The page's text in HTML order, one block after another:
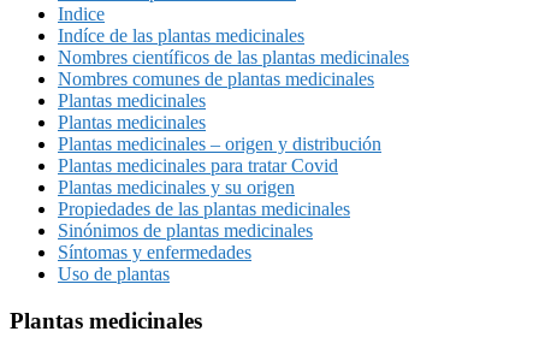
Indice
Indíce de las plantas medicinales
Nombres científicos de las plantas medicinales
Nombres comunes de plantas medicinales
Plantas medicinales
Plantas medicinales
Plantas medicinales – origen y distribución
Plantas medicinales para tratar Covid
Plantas medicinales y su origen
Propiedades de las plantas medicinales
Sinónimos de plantas medicinales
Síntomas y enfermedades
Uso de plantas
Plantas medicinales